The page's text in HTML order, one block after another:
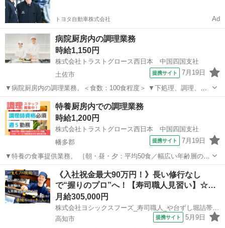
トヨタ自動車株式会社 Ad
病院厨房内の調理業務
時給1,150円
株式会社トラストグロース西日本 中国四国支社
土佐市
提携サイト 7月19日
▼病院厨房内の調理業務。＜食数：100食程度＞ ▼下処理、調理、盛
付け、配膳、下膳、食器洗浄、片付け 等。 ▼制服：貸与あり。 ※採
用後、入職前に検便の提出必須。 〇20代-50代スタッフ活躍中。 【必
須資格・条件】 ◇...
高知 土佐市 キッチン
特養厨房内での調理業務
時給1,200円
株式会社トラストグロース西日本 中国四国支社
幡多郡
提携サイト 7月19日
▼特養の食事提供業務。 ［朝・昼・夕：平均50食／幅広い年齢層のス
タッフ6名で調理］ ▼食材仕込み・調理・盛付け・食事提供サービ
ス・洗浄・片付け 等。 《必須資格》 ◇調理師 《必須条件》 ◇大量
調理経験者 ＊ブランクＯ...
高知 幡多郡 キッチン
《入社祝金最大90万円！》長い修行なし
で“握りのプロ”へ！【寿司職人見習い】☆…
月給305,000円
株式会社ヨシックスフーズ_寿司職人_や台ずし堀詰帯屋町 (正社員)
高知市
提携サイト 5月9日